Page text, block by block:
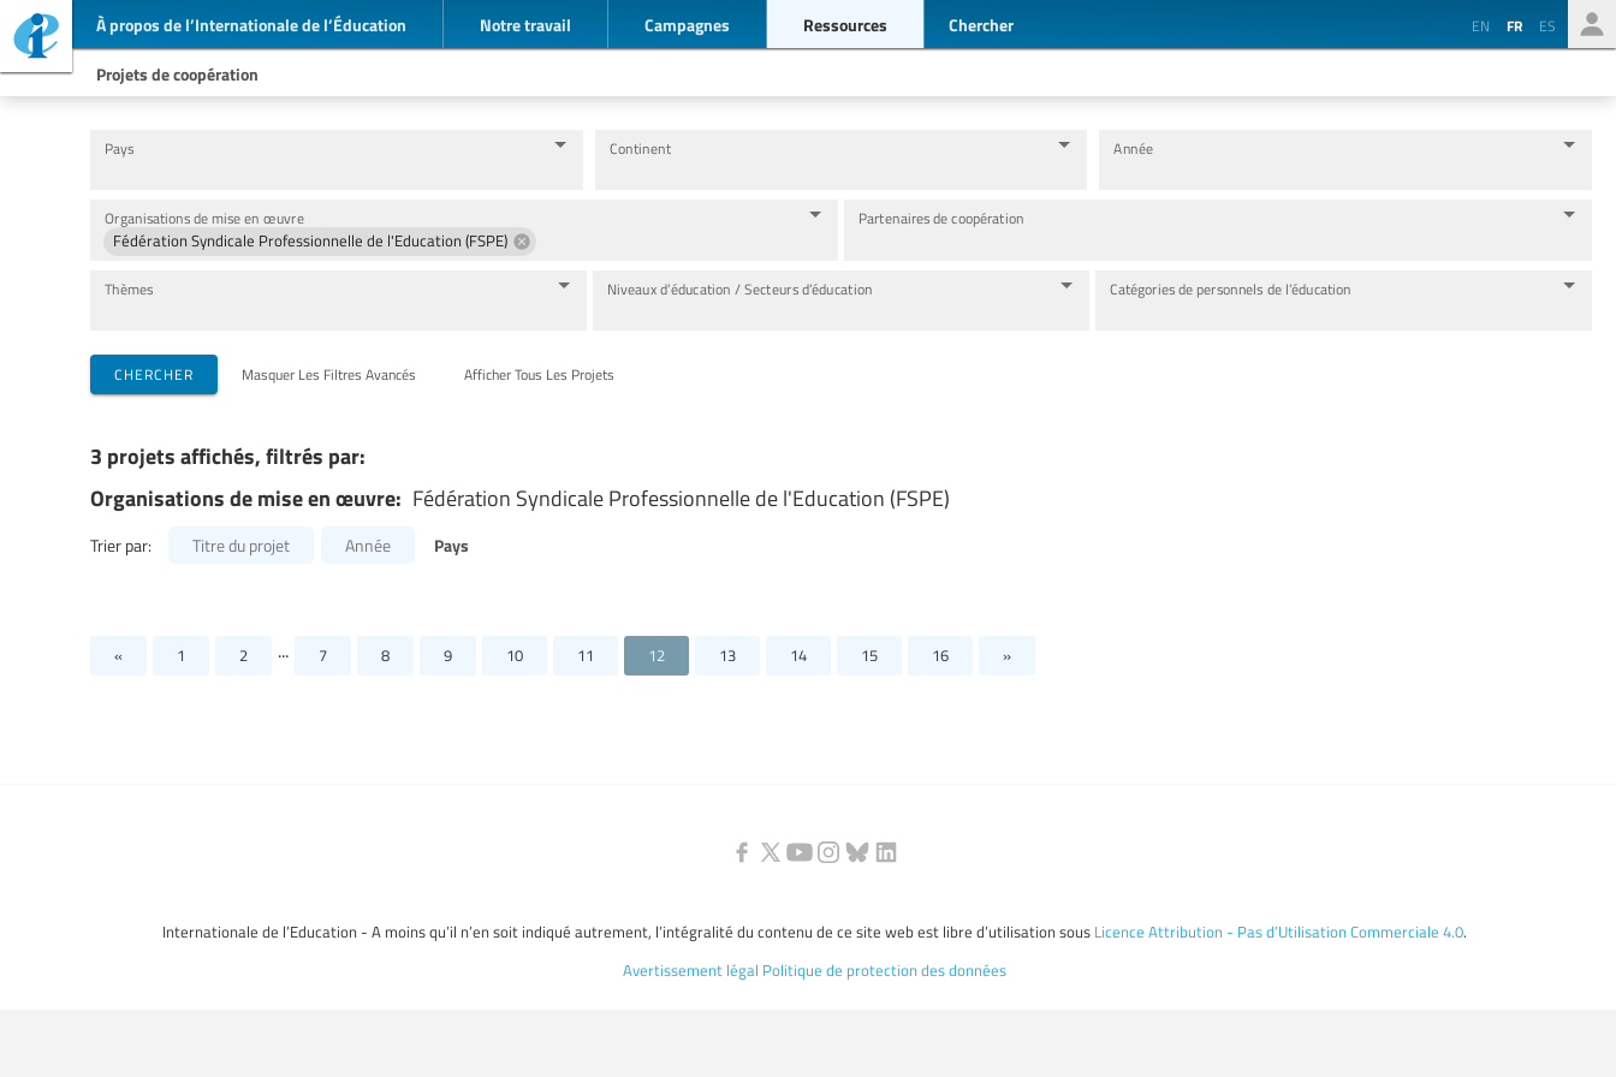
À propos de l’Internationale de l’Éducation Notre travail Campagnes Ressources Chercher EN FR ES
Projets de coopération
Pays Continent Année
Organisations de mise en œuvre
Fédération Syndicale Professionnelle de l'Education (FSPE)
Partenaires de coopération
Thèmes Niveaux d’éducation / Secteurs d’éducation Catégories de personnels de l’éducation
CHERCHER Masquer Les Filtres Avancés Afficher Tous Les Projets
3 projets affichés, filtrés par:
Organisations de mise en œuvre: Fédération Syndicale Professionnelle de l'Education (FSPE)
Trier par: Titre du projet Année Pays
« 1 2 ... 7 8 9 10 11 12 13 14 15 16 »
Internationale de l’Education - A moins qu’il n’en soit indiqué autrement, l’intégralité du contenu de ce site web est libre d’utilisation sous Licence Attribution - Pas d’Utilisation Commerciale 4.0.
Avertissement légal Politique de protection des données